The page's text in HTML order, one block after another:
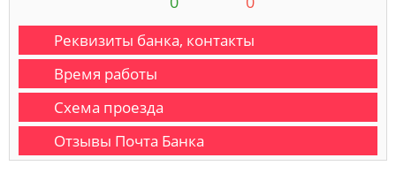
Реквизиты банка, контакты
Время работы
Схема проезда
Отзывы Почта Банка